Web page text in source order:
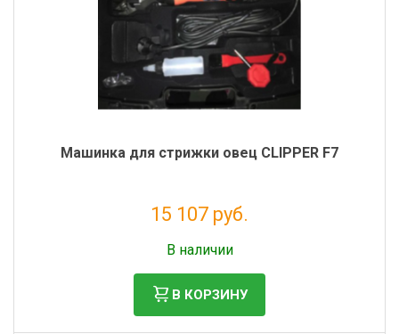
Машинка для стрижки овец CLIPPER F7
15 107 руб.
В наличии
В КОРЗИНУ